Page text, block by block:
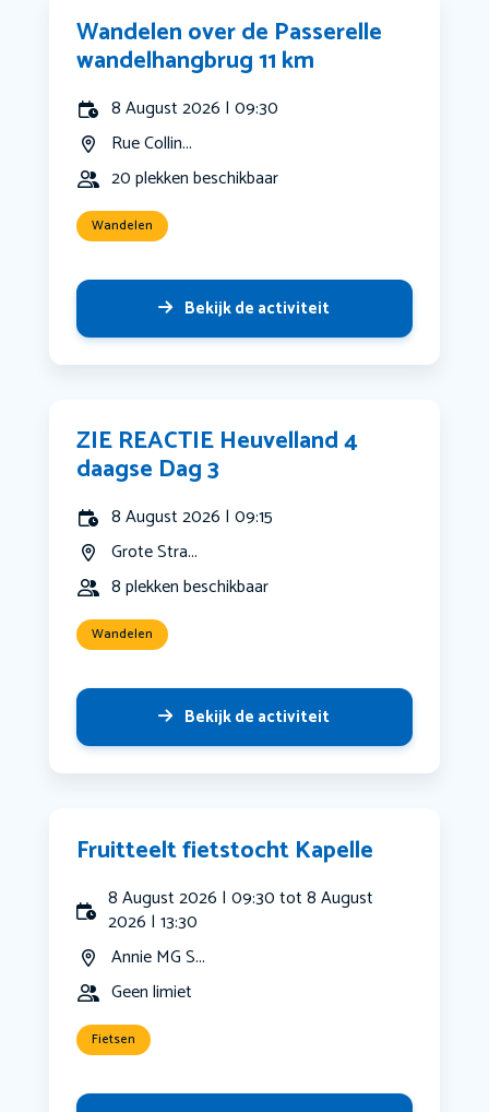
Wandelen over de Passerelle
wandelhangbrug 11 km
8 August 2026 | 09:30
Rue Collin...
20 plekken beschikbaar
Wandelen
Bekijk de activiteit
ZIE REACTIE Heuvelland 4
daagse Dag 3
8 August 2026 | 09:15
Grote Stra...
8 plekken beschikbaar
Wandelen
Bekijk de activiteit
Fruitteelt fietstocht Kapelle
8 August 2026 | 09:30 tot 8 August
2026 | 13:30
Annie MG S...
Geen limiet
Fietsen